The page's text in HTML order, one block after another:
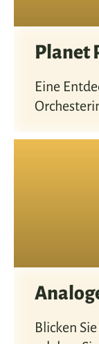
Planet
Eine
Blicken